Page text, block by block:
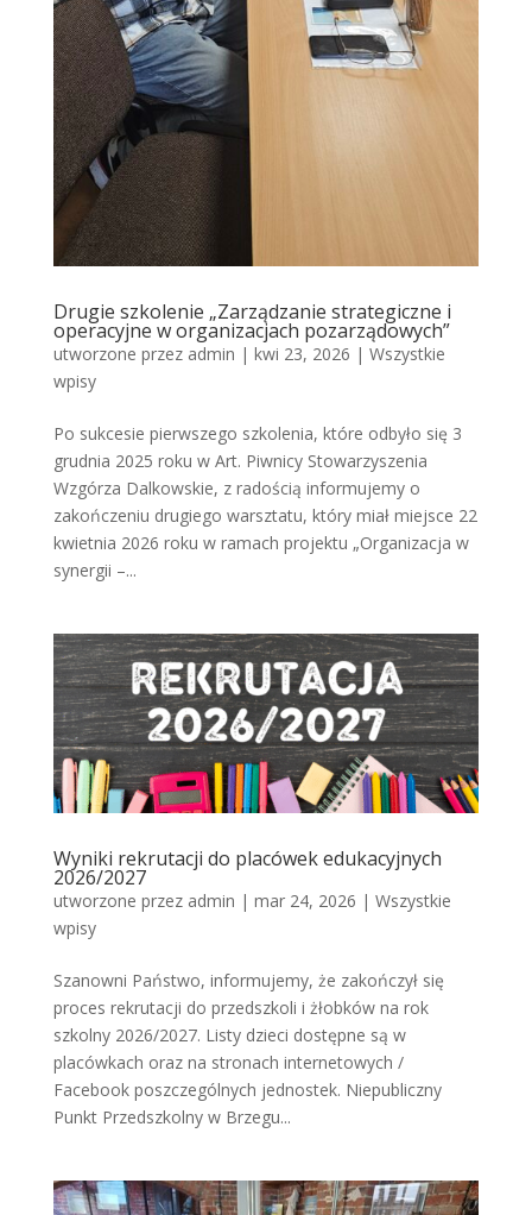
Drugie szkolenie „Zarządzanie strategiczne i
operacyjne w organizacjach pozarządowych”
utworzone przez admin | kwi 23, 2026 | Wszystkie
wpisy
Po sukcesie pierwszego szkolenia, które odbyło się 3
grudnia 2025 roku w Art. Piwnicy Stowarzyszenia
Wzgórza Dalkowskie, z radością informujemy o
zakończeniu drugiego warsztatu, który miał miejsce 22
kwietnia 2026 roku w ramach projektu „Organizacja w
synergii –...
Wyniki rekrutacji do placówek edukacyjnych
2026/2027
utworzone przez admin | mar 24, 2026 | Wszystkie
wpisy
Szanowni Państwo, informujemy, że zakończył się
proces rekrutacji do przedszkoli i żłobków na rok
szkolny 2026/2027. Listy dzieci dostępne są w
placówkach oraz na stronach internetowych /
Facebook poszczególnych jednostek. Niepubliczny
Punkt Przedszkolny w Brzegu...